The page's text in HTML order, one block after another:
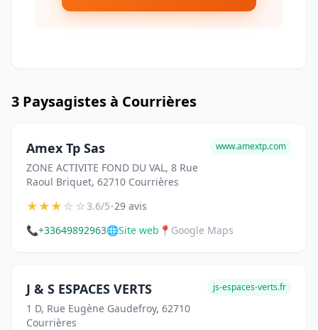
3 Paysagistes à Courrières
Amex Tp Sas
ZONE ACTIVITE FOND DU VAL, 8 Rue
Raoul Briquet, 62710 Courrières
www.amextp.com
★★★☆☆3.6/5•29 avis
📞+33649892963🌐Site web 📍 Google Maps
J & S ESPACES VERTS
1 D, Rue Eugène Gaudefroy, 62710
Courrières
js-espaces-verts.fr